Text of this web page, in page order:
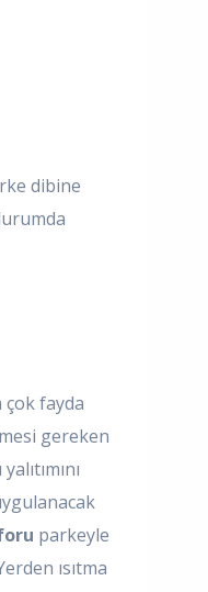
dibine
çok fayda
gereken
parkeyle
ısıtma